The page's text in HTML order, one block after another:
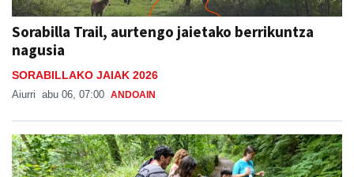
Sorabilla Trail, aurtengo jaietako berrikuntza
nagusia
SORABILLAKO JAIAK 2026
Aiurri abu 06, 07:00 ANDOAIN